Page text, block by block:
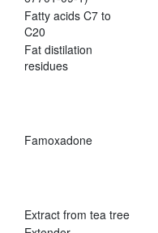
Fatty acids C7 to
C20
Fat distilation
residues
Famoxadone
Extract from tea tree